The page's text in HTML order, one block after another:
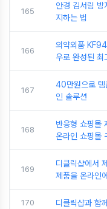
165
안경 김서림
지하는 법
166
의약외품
우로 완성된 최
167
40만원으로 템
인 솔루션
168
반응형 쇼핑몰
온라인 쇼핑몰
169
디클릭샵에서
제품을 온라인
170 디클릭샵과 함